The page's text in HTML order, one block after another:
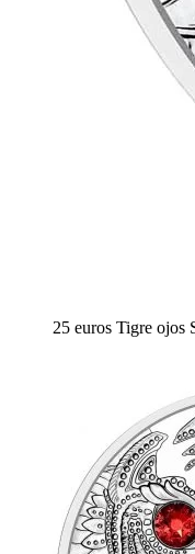
25 euros Tigre ojos